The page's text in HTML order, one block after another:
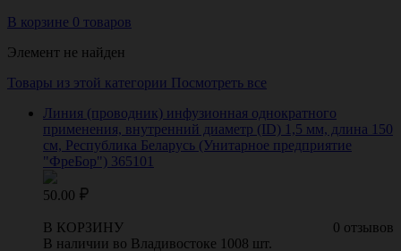
В корзине 0 товаров
Элемент не найден
Товары из этой категории Посмотреть все
Линия (проводник) инфузионная однократного
применения, внутренний диаметр (ID) 1,5 мм, длина 150
см, Республика Беларусь (Унитарное предприятие
"ФреБор") 365101
50.00
0 отзывов
В КОРЗИНУ
В наличии во Владивостоке 1008 шт.